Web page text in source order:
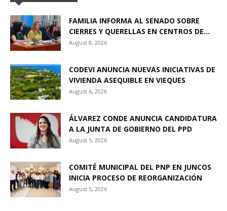
FAMILIA INFORMA AL SENADO SOBRE
CIERRES Y QUERELLAS EN CENTROS DE...
August 8, 2026
CODEVI ANUNCIA NUEVAS INICIATIVAS DE
VIVIENDA ASEQUIBLE EN VIEQUES
August 6, 2026
ÁLVAREZ CONDE ANUNCIA CANDIDATURA
A LA JUNTA DE GOBIERNO DEL PPD
August 5, 2026
COMITÉ MUNICIPAL DEL PNP EN JUNCOS
INICIA PROCESO DE REORGANIZACIÓN
August 5, 2026